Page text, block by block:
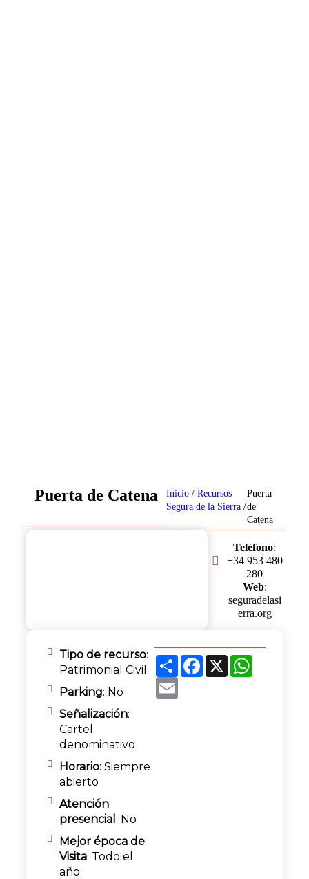
Puerta de Catena Inicio/ Recursos
Segura de la Sierra/
Puerta
de
Catena
Teléfono:
+34 953 480
280
Web:
seguradelasi
erra.org
Tipo de recurso:
Patrimonial Civil
Parking: No
Señalización:
Cartel
denominativo
Horario: Siempre
abierto
Atención
presencial : No
Mejor época de
Visita: Todo el
año
Share Facebook
X